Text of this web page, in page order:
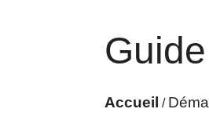
Accueil /